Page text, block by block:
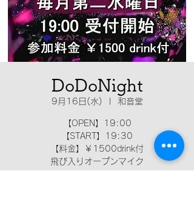
DoDoNight
9月16日(水) 和音堂
【OPEN】19:00
【START】19:30
【料金】￥1500drink付
飛び入りオープンマイク